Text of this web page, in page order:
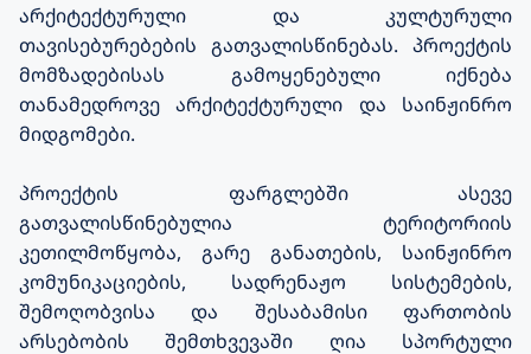
არქიტექტურული და კულტურული
თავისებურებების გათვალისწინებას. პროექტის
მომზადებისას გამოყენებული იქნება
თანამედროვე არქიტექტურული და საინჟინრო
მიდგომები.
პროექტის ფარგლებში ასევე
გათვალისწინებულია ტერიტორიის
კეთილმოწყობა, გარე განათების, საინჟინრო
კომუნიკაციების, სადრენაჟო სისტემების,
შემოღობვისა და შესაბამისი ფართობის
არსებობის შემთხვევაში ღია სპორტული